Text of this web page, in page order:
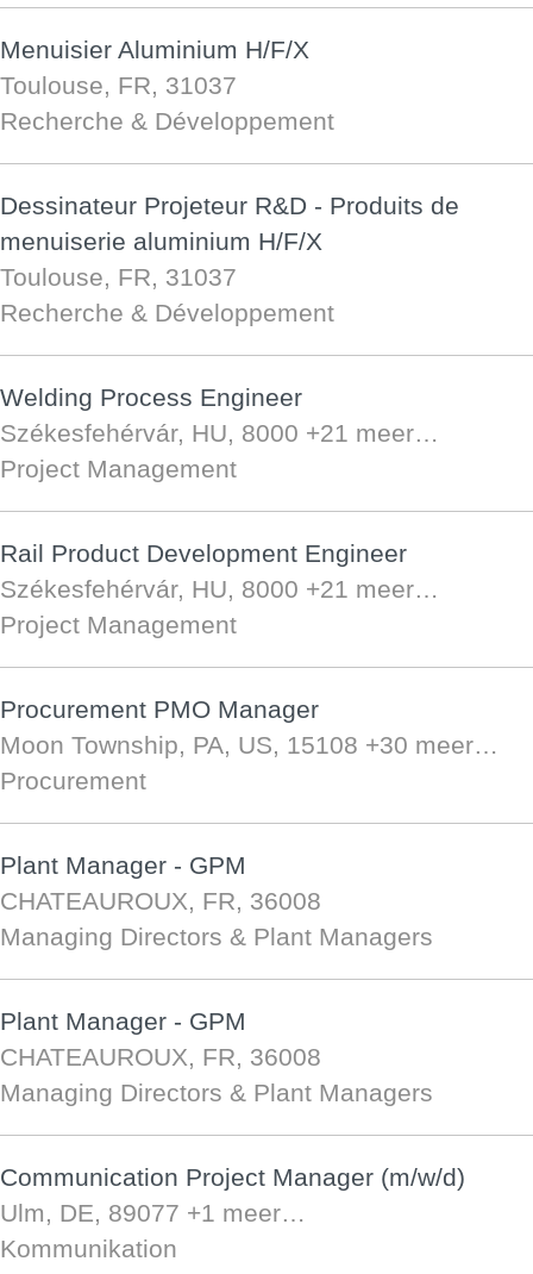
Menuisier Aluminium H/F/X
Toulouse, FR, 31037
Recherche & Développement
Dessinateur Projeteur R&D - Produits de
menuiserie aluminium H/F/X
Toulouse, FR, 31037
Recherche & Développement
Welding Process Engineer
Székesfehérvár, HU, 8000 +21 meer…
Project Management
Rail Product Development Engineer
Székesfehérvár, HU, 8000 +21 meer…
Project Management
Procurement PMO Manager
Moon Township, PA, US, 15108 +30 meer…
Procurement
Plant Manager - GPM
CHATEAUROUX, FR, 36008
Managing Directors & Plant Managers
Plant Manager - GPM
CHATEAUROUX, FR, 36008
Managing Directors & Plant Managers
Communication Project Manager (m/w/d)
Ulm, DE, 89077 +1 meer…
Kommunikation